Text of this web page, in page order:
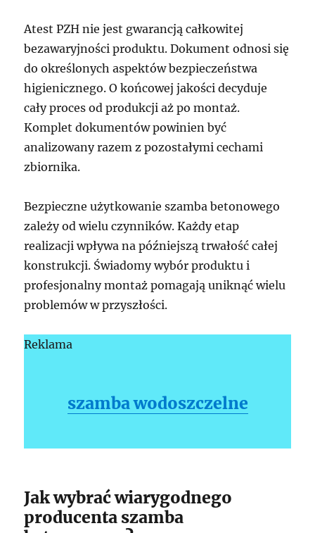
Atest PZH nie jest gwarancją całkowitej
bezawaryjności produktu. Dokument odnosi się
do określonych aspektów bezpieczeństwa
higienicznego. O końcowej jakości decyduje
cały proces od produkcji aż po montaż.
Komplet dokumentów powinien być
analizowany razem z pozostałymi cechami
zbiornika.
Bezpieczne użytkowanie szamba betonowego
zależy od wielu czynników. Każdy etap
realizacji wpływa na późniejszą trwałość całej
konstrukcji. Świadomy wybór produktu i
profesjonalny montaż pomagają uniknąć wielu
problemów w przyszłości.
Reklama
szamba wodoszczelne
Jak wybrać wiarygodnego
producenta szamba